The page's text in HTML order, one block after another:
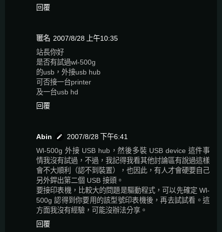
回覆
匿名 2007/8/28 上午10:35
站長你好
是否有試過wl-500g
的usb，外接usb hub
可否接一台printer
及一台usb hd
回覆
Abin
2007/8/28 下午6:41
Wl-500g 外接 USB hub，然後多裝 USB device 這件事
情我沒有試過，不過，我記得我看其他討論區有說過這樣
會不大順利（認不到裝置），也因此，有人才會硬要自己
另外銲出第二個 USB 接頭。
要接印表機，比較大的問題是驅動程式，可以先確定 Wl-
500g 認得到你要用的該型號印表機後，再去試試看。這
方面我沒有經驗，可能沒辦法分享。
回覆